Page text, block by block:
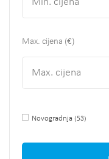
Max. cijena (€)
Novogradnja (53)